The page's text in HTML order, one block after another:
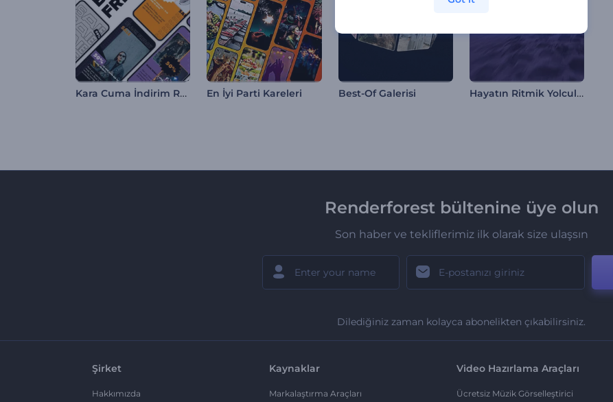
Kara Cuma İndirim Reels En İyi Parti Kareleri Best-Of Galerisi Hayatın Ritmik Yolculuğu
Renderforest bültenine üye olun
Son haber ve tekliflerimiz ilk olarak size ulaşsın
Dilediğiniz zaman kolayca abonelikten çıkabilirsiniz.
Şirket
Hakkımızda
Kaynaklar
Markalaştırma Araçları
Video Hazırlama Araçları
Ücretsiz Müzik Görselleştirici